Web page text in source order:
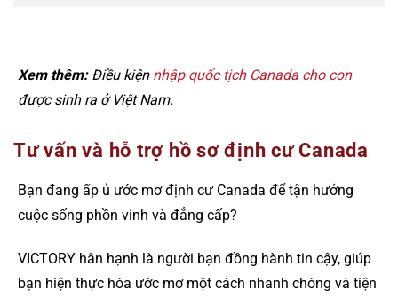
Xem thêm:Điều kiện nhập quốc tịch Canada cho con
được sinh ra ở Việt Nam.
Tư vấn và hỗ trợ hồ sơ định cư Canada
Bạn đang ấp ủ ước mơ định cư Canada để tận hưởng
cuộc sống phồn vinh và đẳng cấp?
VICTORY hân hạnh là người bạn đồng hành tin cậy, giúp
bạn hiện thực hóa ước mơ một cách nhanh chóng và tiện